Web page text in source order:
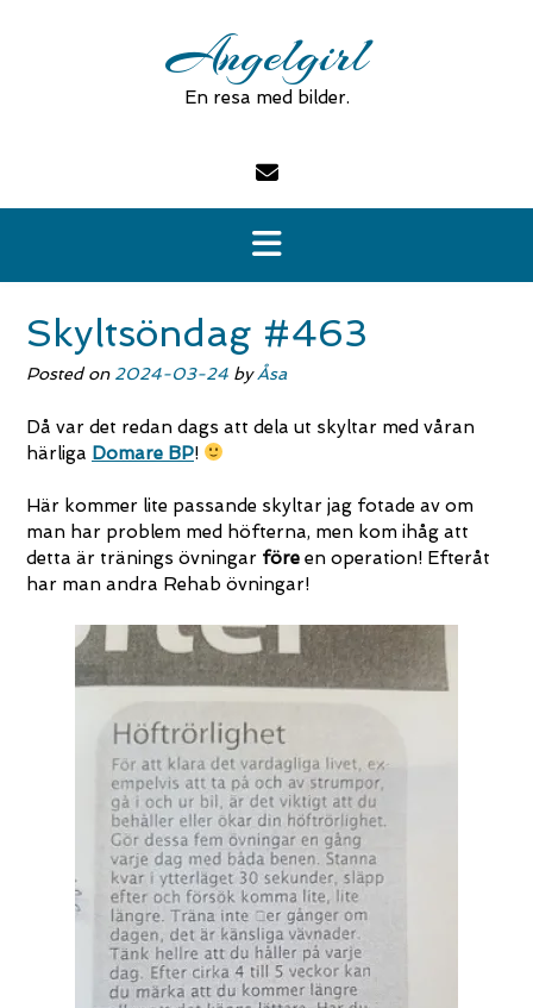
Angelgirl
En resa med bilder.
Skyltsöndag #463
Posted on 2024-03-24 byÅsa
Då var det redan dags att dela ut skyltar med våran
härliga Domare BP!
Här kommer lite passande skyltar jag fotade av om
man har problem med höfterna, men kom ihåg att
detta är tränings övningar före en operation! Efteråt
har man andra Rehab övningar!